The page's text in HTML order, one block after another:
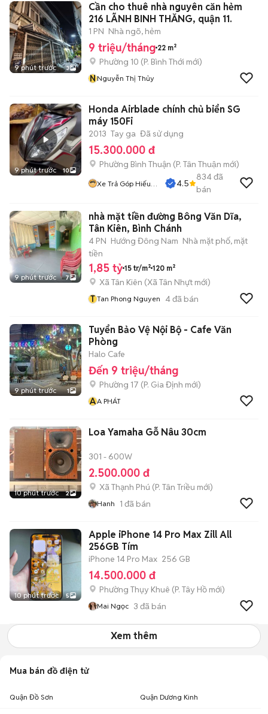
9 phút trước 3
Cần cho thuê nhà nguyên căn hẻm
216 LÃNH BINH THĂNG, quận 11.
1 PN Nhà ngõ, hẻm
9 triệu/tháng 22 m²
Phường 10 (P. Bình Thới mới)
NNguyễn Thị Thủy
9 phút trước 10
Honda Airblade chính chủ biển SG
máy 150Fi
2013 Tay ga Đã sử dụng
15.300.000 đ
Phường Bình Thuận (P. Tân Thuận mới)
Xe Trả Góp Hiếu
4.5
834đã
bán
9 phút trước 7
nhà mặt tiền đường Bông Văn Dĩa,
Tân Kiên, Bình Chánh
4 PN Hướng Đông Nam Nhà mặt phố, mặt
tiền
1,85 tỷ 15 tr/m² 120 m²
Xã Tân Kiên (Xã Tân Nhựt mới)
T Tan Phong Nguyen 4đã bán
9 phút trước 1
Tuyển Bảo Vệ Nội Bộ - Cafe Văn
Phòng
Halo Cafe
Đến 9 triệu/tháng
Phường 17 (P. Gia Định mới)
AA PHÁT
10 phút trước 2
Loa Yamaha Gỗ Nâu 30cm
301 - 600W
2.500.000 đ
Xã Thạnh Phú (P. Tân Triều mới)
Hanh 1 đã bán
10 phút trước 5
Apple iPhone 14 Pro Max Zill All
256GB Tím
iPhone 14 Pro Max 256 GB
14.500.000 đ
Phường Thụy Khuê (P. Tây Hồ mới)
Mai Ngọc 3 đã bán
Xem thêm
Mua bán đồ điện tử
Quận Đồ Sơn Quận Dương Kinh